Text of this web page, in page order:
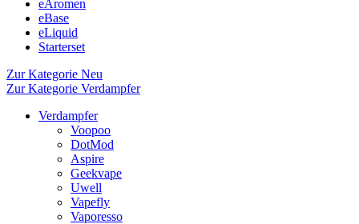
eAromen
eBase
eLiquid
Starterset
Zur Kategorie Neu
Zur Kategorie Verdampfer
Verdampfer
Voopoo
DotMod
Aspire
Geekvape
Uwell
Vapefly
Vaporesso